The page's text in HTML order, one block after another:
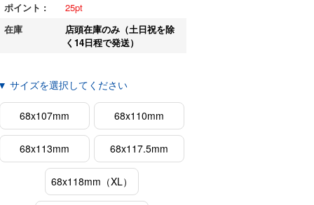
ポイント :
25
在庫
店頭在庫のみ（土日祝を除
く14日程で発送）
▼ サイズを選択してください
68x107mm 68x110mm
68x113mm 68x117.5mm
68x118mm（XL）